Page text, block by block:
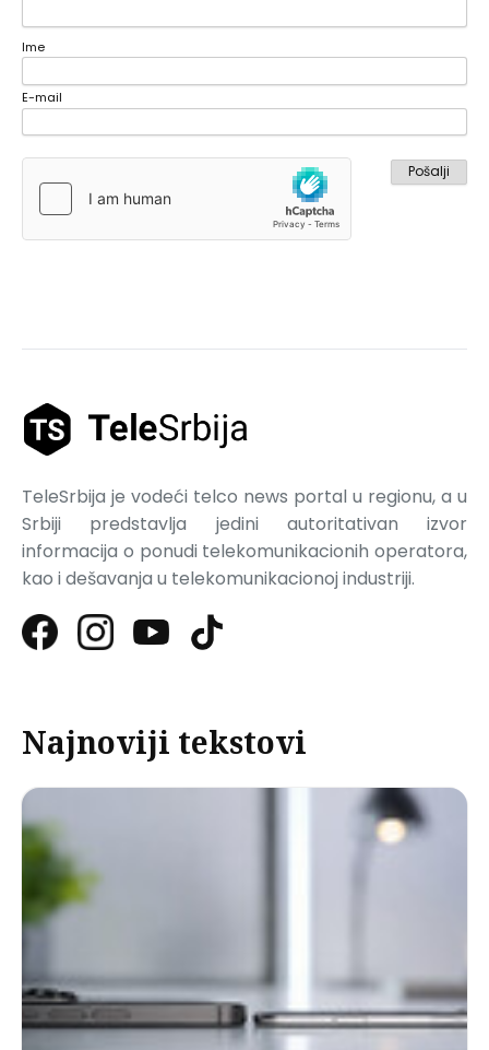
Ime
E-mail
TeleSrbija je vodeći telco news portal u regionu, a u
Srbiji predstavlja jedini autoritativan izvor
informacija o ponudi telekomunikacionih operatora,
kao i dešavanja u telekomunikacionoj industriji.
Najnoviji tekstovi